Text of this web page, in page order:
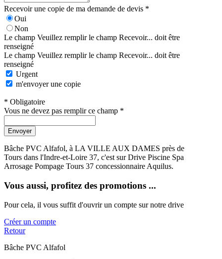
Recevoir une copie de ma demande de devis *
Oui
Non
Le champ Veuillez remplir le champ Recevoir... doit être
renseigné
Le champ Veuillez remplir le champ Recevoir... doit être
renseigné
Urgent
m'envoyer une copie
* Obligatoire
Vous ne devez pas remplir ce champ *
Envoyer
Bâche PVC Alfafol, à LA VILLE AUX DAMES près de
Tours dans l'Indre-et-Loire 37, c'est sur Drive Piscine Spa
Arrosage Pompage Tours 37 concessionnaire Aquilus.
Vous aussi, profitez des promotions ...
Pour cela, il vous suffit d'ouvrir un compte sur notre drive
Créer un compte
Retour
Bâche PVC Alfafol